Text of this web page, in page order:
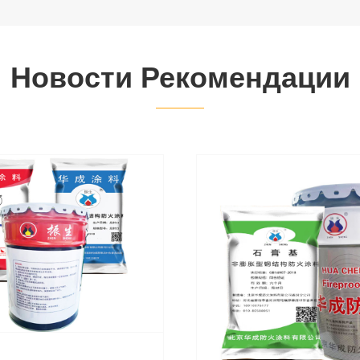
Новости Рекомендации